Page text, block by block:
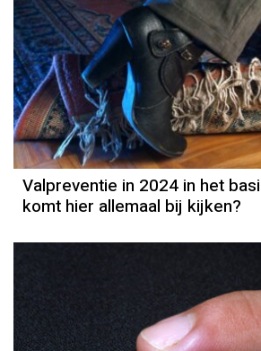
Valpreventie in 2024 in het
komt hier allemaal bij kijken?